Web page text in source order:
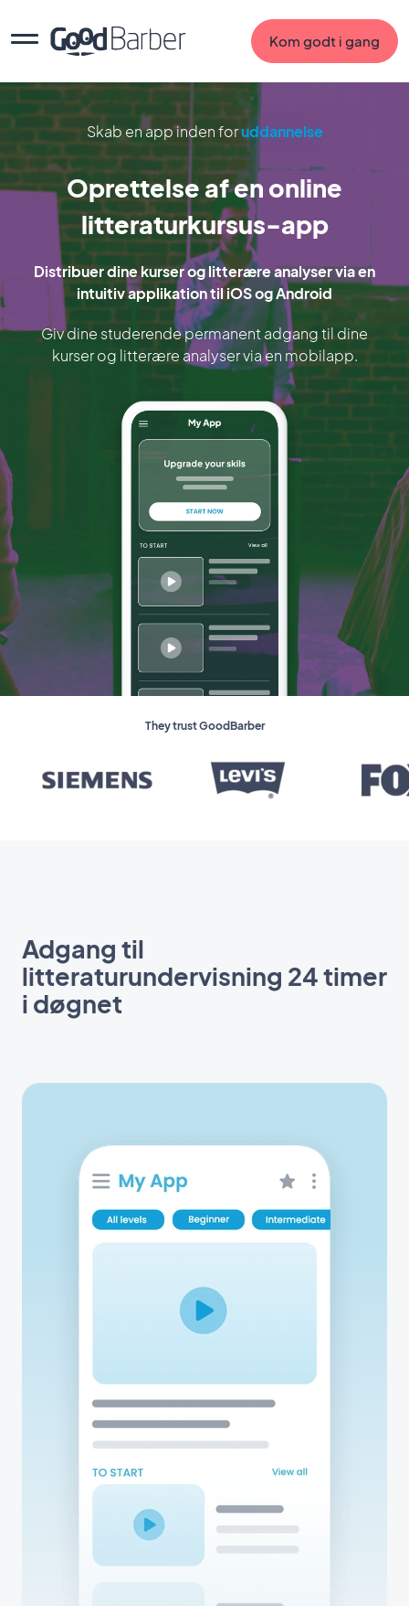
Kom godt i gang
Skab en app inden foruddannelse
Oprettelse af en online
litteraturkursus-app
Distribuer dine kurser og litterære analyser via en
intuitiv applikation til iOS og Android
Giv dine studerende permanent adgang til dine
kurser og litterære analyser via en mobilapp.
They trust GoodBarber
Adgang til
litteraturundervisning 24 timer
i døgnet